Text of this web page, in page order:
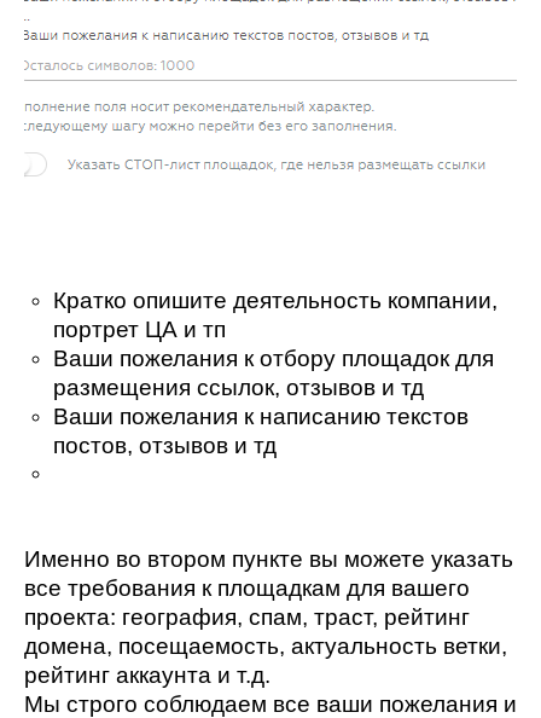
Кратко опишите деятельность компании,
портрет ЦА и тп
Ваши пожелания к отбору площадок для
размещения ссылок, отзывов и тд
Ваши пожелания к написанию текстов
постов, отзывов и тд
Именно во втором пункте вы можете указать
все требования к площадкам для вашего
проекта: география, спам, траст, рейтинг
домена, посещаемость, актуальность ветки,
рейтинг аккаунта и т.д.
Мы строго соблюдаем все ваши пожелания и